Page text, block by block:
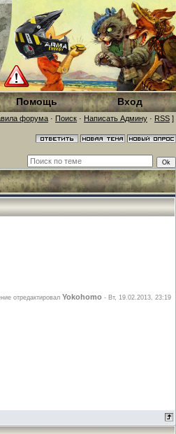
Помощь Вход
форума · Поиск · Написать Админу · RSS ]
отредактировал Yokohomo - Вт, 19.02.2013, 23:19